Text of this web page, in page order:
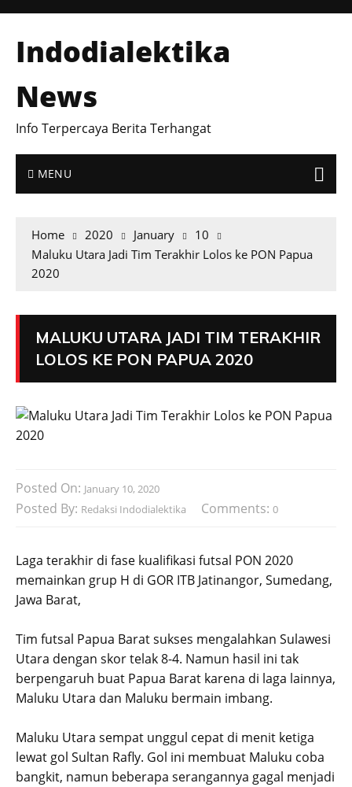
Indodialektika
News
Info Terpercaya Berita Terhangat
MENU
Home 2020 January
10
Maluku Utara Jadi Tim Terakhir Lolos ke PON Papua
2020
MALUKU UTARA JADI TIM TERAKHIR
LOLOS KE PON PAPUA 2020
Posted On: January 10, 2020
Posted By: Redaksi Indodialektika Comments: 0
Laga terakhir di fase kualifikasi futsal PON 2020
memainkan grup H di GOR ITB Jatinangor, Sumedang,
Jawa Barat,
Tim futsal Papua Barat sukses mengalahkan Sulawesi
Utara dengan skor telak 8-4. Namun hasil ini tak
berpengaruh buat Papua Barat karena di laga lainnya,
Maluku Utara dan Maluku bermain imbang.
Maluku Utara sempat unggul cepat di menit ketiga
lewat gol Sultan Rafly. Gol ini membuat Maluku coba
bangkit, namun beberapa serangannya gagal menjadi